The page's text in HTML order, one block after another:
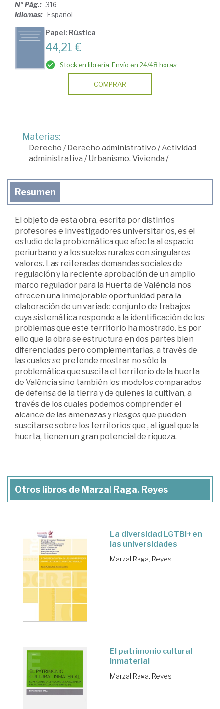
Nº Pág.: 316
Idiomas: Español
Papel: Rústica
44,21 €
Stock en librería. Envío en 24/48 horas
COMPRAR
Materias:
Derecho / Derecho administrativo /Actividad
administrativa /Urbanismo. Vivienda /
Resumen
El objeto de esta obra, escrita por distintos
profesores e investigadores universitarios, es el
estudio de la problemática que afecta al espacio
periurbano y a los suelos rurales con singulares
valores. Las reiteradas demandas sociales de
regulación y la reciente aprobación de un amplio
marco regulador para la Huerta de València nos
ofrecen una inmejorable oportunidad para la
elaboración de un variado conjunto de trabajos
cuya sistemática responde a la identificación de los
problemas que este territorio ha mostrado. Es por
ello que la obra se estructura en dos partes bien
diferenciadas pero complementarias, a través de
las cuales se pretende mostrar no sólo la
problemática que suscita el territorio de la huerta
de València sino también los modelos comparados
de defensa de la tierra y de quienes la cultivan, a
través de los cuales podemos comprender el
alcance de las amenazas y riesgos que pueden
suscitarse sobre los territorios que , al igual que la
huerta, tienen un gran potencial de riqueza.
Otros libros de Marzal Raga, Reyes
La diversidad LGTBI+ en
las universidades
Marzal Raga, Reyes
El patrimonio cultural
inmaterial
Marzal Raga, Reyes